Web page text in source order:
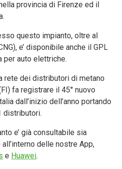
provincia di Firenze ed il
questo impianto, oltre al
e’ disponibile anche il GPL
per auto elettriche.
rete dei distributori di metano
fa registrare il 45° nuovo
dall’inizio dell’anno portando
distributori.
e’ già consultabile sia
all’interno delle nostre App,
e Huawei.